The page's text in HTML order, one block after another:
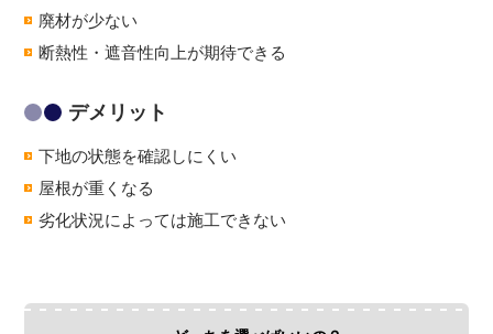
廃材が少ない
断熱性・遮音性向上が期待できる
デメリット
下地の状態を確認しにくい
屋根が重くなる
劣化状況によっては施工できない